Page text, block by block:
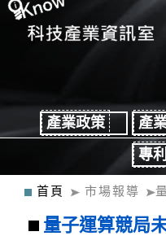
產業政策 產
專
首頁 市場報導
量子運算競局